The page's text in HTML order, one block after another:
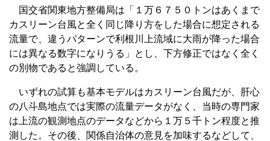
国交省関東地方整備局は「１万６７５０トンはあくまで
カスリーン台風と全く同じ降り方をした場合に想定される
流量で、違うパターンで利根川上流域に大雨が降った場合
には異なる数字になりうる」とし、下方修正ではなく全く
の別物であると強調している。
いずれの試算も基本モデルはカスリーン台風だが、肝心
の八斗島地点では実際の流量データがなく、当時の専門家
は上流の観測地点のデータなどから１万５千トン程度と推
測した。その後、関係自治体の意見を加味するなどして、